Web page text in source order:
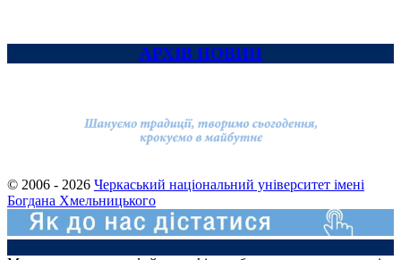
АРХІВ НОВИН
© 2006 - 2026 Черкаський національний університет імені
Богдана Хмельницького